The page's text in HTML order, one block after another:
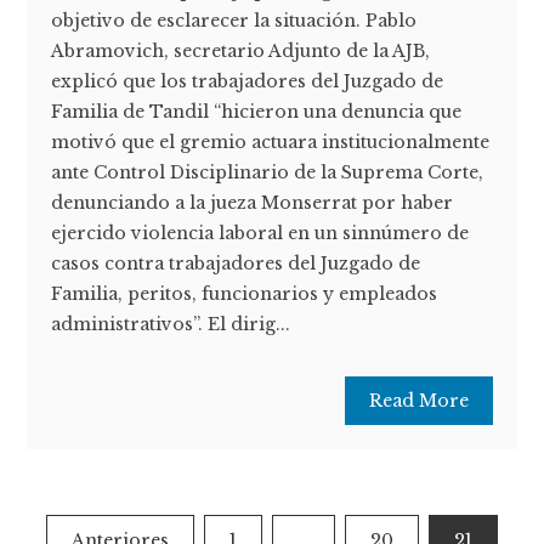
objetivo de esclarecer la situación. Pablo
Abramovich, secretario Adjunto de la AJB,
explicó que los trabajadores del Juzgado de
Familia de Tandil “hicieron una denuncia que
motivó que el gremio actuara institucionalmente
ante Control Disciplinario de la Suprema Corte,
denunciando a la jueza Monserrat por haber
ejercido violencia laboral en un sinnúmero de
casos contra trabajadores del Juzgado de
Familia, peritos, funcionarios y empleados
administrativos”. El dirig...
Read More
Paginación